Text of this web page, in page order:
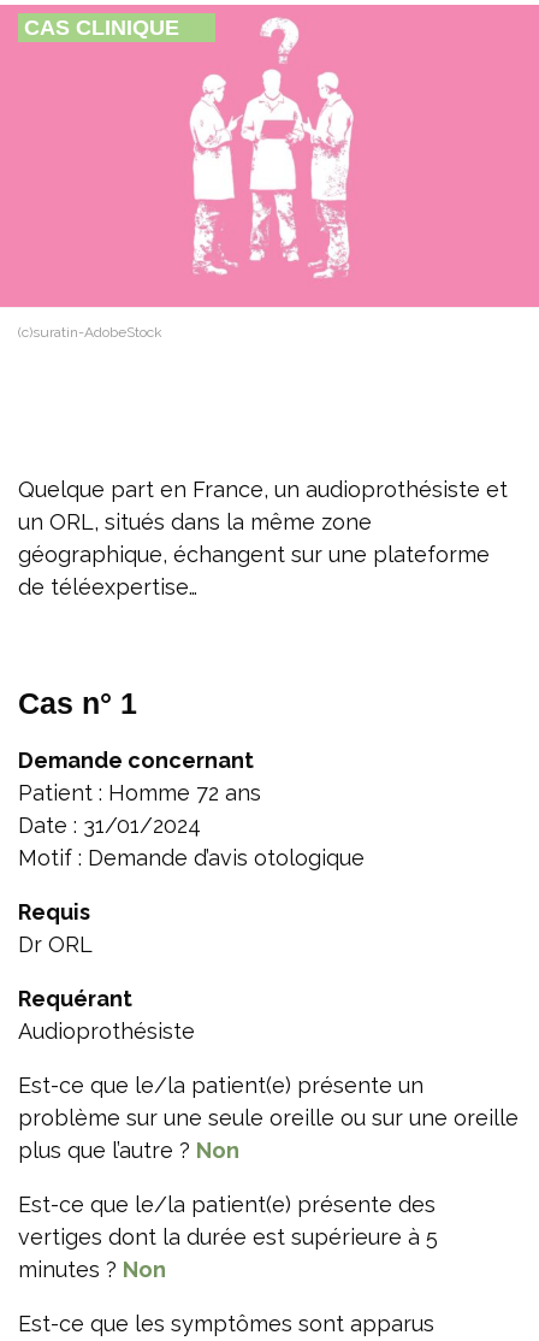
CAS CLINIQUE
(c)suratin-AdobeStock
Quelque part en France, un audioprothésiste et
un ORL, situés dans la même zone
géographique, échangent sur une plateforme
de téléexpertise…
Cas n° 1
Demande concernant
Patient : Homme 72 ans
Date : 31/01/2024
Motif : Demande d’avis otologique
Requis
Dr ORL
Requérant
Audioprothésiste
Est-ce que le/la patient(e) présente un
problème sur une seule oreille ou sur une oreille
plus que l’autre ? Non
Est-ce que le/la patient(e) présente des
vertiges dont la durée est supérieure à 5
minutes ? Non
Est-ce que les symptômes sont apparus